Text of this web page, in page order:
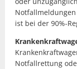
ist bei der 90%-
Notfallrettung